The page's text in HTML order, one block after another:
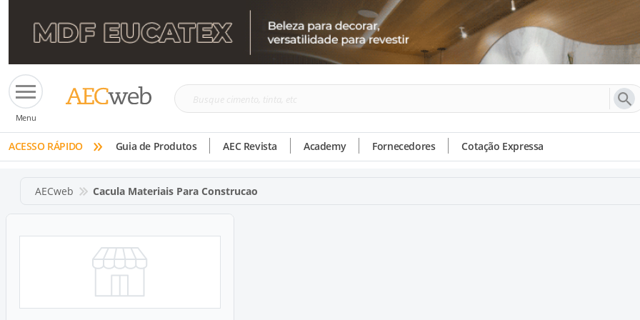
Menu
Busque
tinta,
etc
ACESSO RÁPIDO » Guia de Produtos AEC Revista Academy Fornecedores Cotação Expressa
AECweb Cacula Materiais Para Construcao